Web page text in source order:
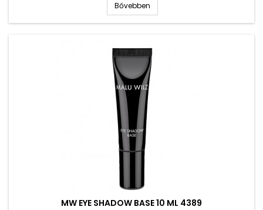
Bővebben
MW EYE SHADOW BASE 10 ML 4389